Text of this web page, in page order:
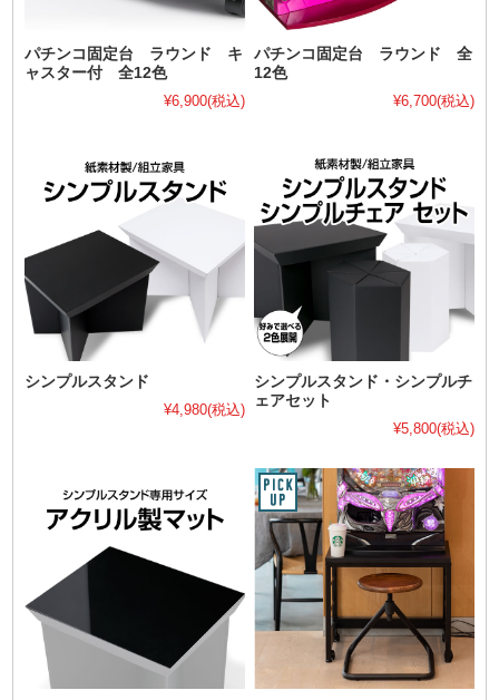
パチンコ固定台 ラウンド キ
ャスター付 全12色
¥6,900(税込)
パチンコ固定台 ラウンド 全
12色
¥6,700(税込)
シンプルスタンド
¥4,980(税込)
シンプルスタンド・シンプルチ
ェアセット
¥5,800(税込)